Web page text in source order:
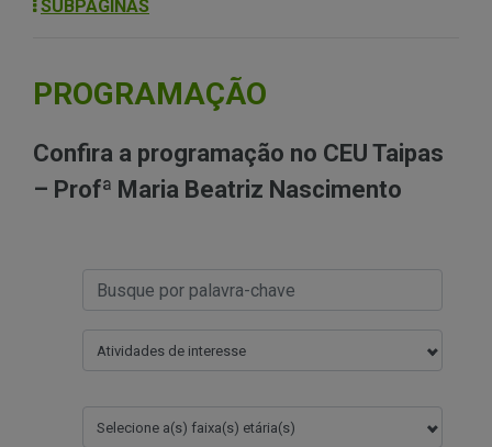
SUBPÁGINAS
PROGRAMAÇÃO
Confira a programação no CEU Taipas
– Profª Maria Beatriz Nascimento
Atividades de interesse
Selecione a(s) faixa(s) etária(s)